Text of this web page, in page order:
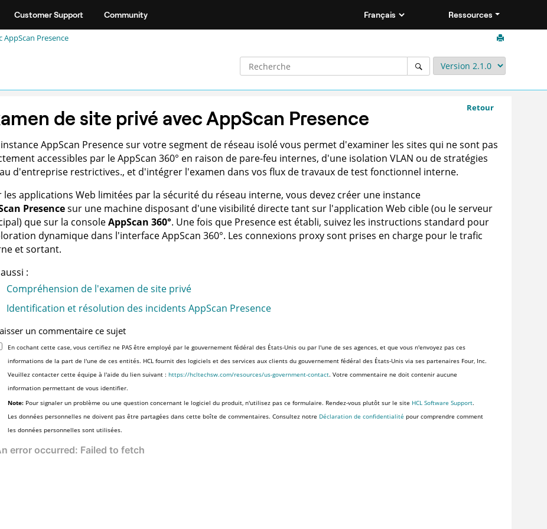
Customer Support Community Ressources
AppScan Presence
Retour
de site privé avecAppScan Presence
AppScan Presencesur votre segment de réseau isolé vous permet d'examiner les sites qui ne sont pas
accessibles par leAppScan 360° en raison de pare-feu internes, d'une isolation VLAN ou de stratégies
d'entreprise restrictives., et d'intégrer l'examen dans vos flux de travauxde test fonctionnel interne.
les applications Web limitées par la sécurité du réseau interne, vous devez créer une instance
Presencesur une machine disposant d'une visibilité directe tant sur l'application Web cible (ou le serveur
que sur la consoleAppScan 360°. Une fois que Presence est établi, suivez les instructions standard pour
dynamique dans l'interfaceAppScan 360°. Les connexions proxy sont prises en charge pour le trafic
et sortant.
:
Compréhension de l'examen de site privé
Identification et résolution des incidents AppScan Presence
un commentaire ce sujet
En cochant cette case, vous certifiez ne PAS être employé par le gouvernement fédéral des États-Unis ou par l'une de ses agences, et que vous n'envoyez pas ces
informations de la part de l'une de ces entités. HCL fournit des logiciels et des services aux clients du gouvernement fédéral des États-Unis via ses partenaires Four, Inc.
Veuillez contacter cette équipe à l'aide du lien suivant :https://hcltechsw.com/resources/us-government-contact. Votre commentaire ne doit contenir aucune
information permettant de vous identifier.
Note: Pour signaler un problème ou une question concernant le logiciel du produit, n'utilisez pas ce formulaire. Rendez-vous plutôt sur le site HCL Software Support.
Les données personnelles ne doivent pas être partagées dans cette boîte de commentaires. Consultez notre Déclaration de confidentialité pour comprendre comment
les données personnelles sont utilisées.